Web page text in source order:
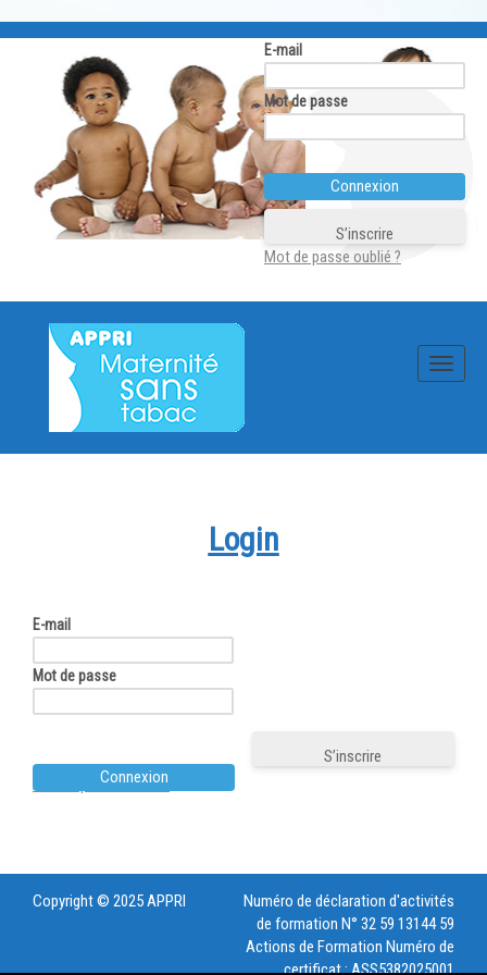
E-mail
Mot de passe
S’inscrire
Mot de passe oublié ?
Toggle
Login
E-mail
Mot de passe
S’inscrire
Mot de passe oublié ?
Copyright © 2025 APPRI
Numéro de déclaration d'activités
de formation N° 32 59 13144 59
Actions de Formation Numéro de
certificat : ASS5382025001